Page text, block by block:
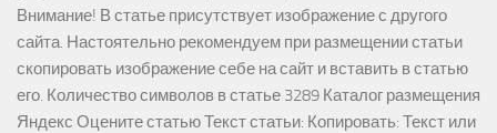
Внимание! В статье присутствует изображение с другого
сайта. Настоятельно рекомендуем при размещении статьи
скопировать изображение себе на сайт и вставить в статью
его. Количество символов в статье 3289 Каталог размещения
Яндекс Оцените статью Текст статьи: Копировать: Текст или